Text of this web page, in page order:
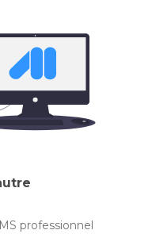
professionnel